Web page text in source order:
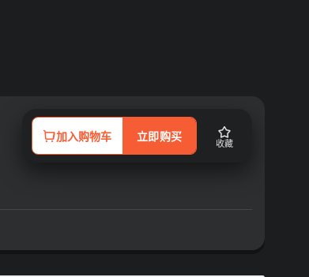
加入购物车 立即购买 收藏